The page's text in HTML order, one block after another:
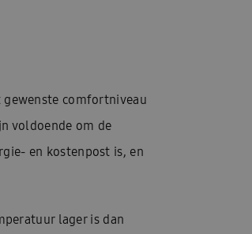
comfortniveau
voldoende om de
en kostenpost is, en
lager is dan